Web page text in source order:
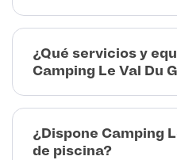
¿Qué servicios y
Camping Le Val Du
¿Dispone Camping
de piscina?